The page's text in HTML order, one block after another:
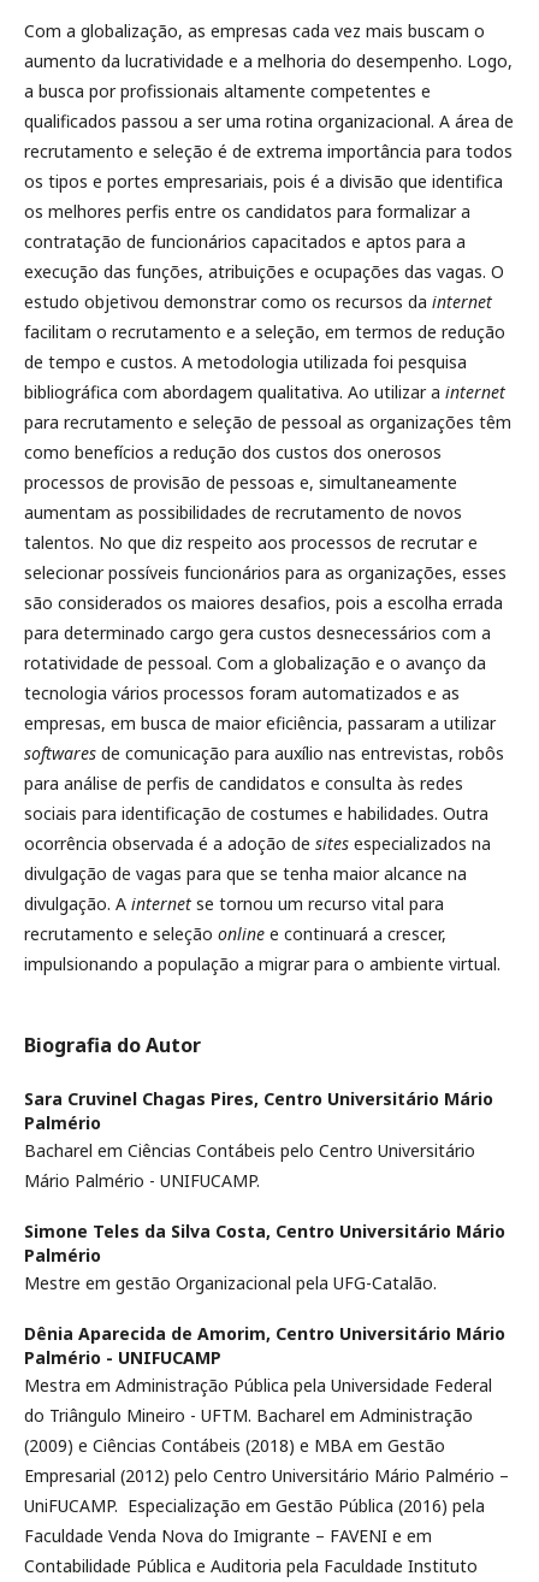
Com a globalização, as empresas cada vez mais buscam o
aumento da lucratividade e a melhoria do desempenho. Logo,
a busca por profissionais altamente competentes e
qualificados passou a ser uma rotina organizacional. A área de
recrutamento e seleção é de extrema importância para todos
os tipos e portes empresariais, pois é a divisão que identifica
os melhores perfis entre os candidatos para formalizar a
contratação de funcionários capacitados e aptos para a
execução das funções, atribuições e ocupações das vagas. O
estudo objetivou demonstrar como os recursos da internet
facilitam o recrutamento e a seleção, em termos de redução
de tempo e custos. A metodologia utilizada foi pesquisa
bibliográfica com abordagem qualitativa. Ao utilizar a internet
para recrutamento e seleção de pessoal as organizações têm
como benefícios a redução dos custos dos onerosos
processos de provisão de pessoas e, simultaneamente
aumentam as possibilidades de recrutamento de novos
talentos. No que diz respeito aos processos de recrutar e
selecionar possíveis funcionários para as organizações, esses
são considerados os maiores desafios, pois a escolha errada
para determinado cargo gera custos desnecessários com a
rotatividade de pessoal. Com a globalização e o avanço da
tecnologia vários processos foram automatizados e as
empresas, em busca de maior eficiência, passaram a utilizar
softwares de comunicação para auxílio nas entrevistas, robôs
para análise de perfis de candidatos e consulta às redes
sociais para identificação de costumes e habilidades. Outra
ocorrência observada é a adoção de sites especializados na
divulgação de vagas para que se tenha maior alcance na
divulgação. A internet se tornou um recurso vital para
recrutamento e seleção online e continuará a crescer,
impulsionando a população a migrar para o ambiente virtual.
Biografia do Autor
Sara Cruvinel Chagas Pires, Centro Universitário Mário
Palmério
Bacharel em Ciências Contábeis pelo Centro Universitário
Mário Palmério - UNIFUCAMP.
Simone Teles da Silva Costa, Centro Universitário Mário
Palmério
Mestre em gestão Organizacional pela UFG-Catalão.
Dênia Aparecida de Amorim, Centro Universitário Mário
Palmério - UNIFUCAMP
Mestra em Administração Pública pela Universidade Federal
do Triângulo Mineiro - UFTM. Bacharel em Administração
(2009) e Ciências Contábeis (2018) e MBA em Gestão
Empresarial (2012) pelo Centro Universitário Mário Palmério –
UniFUCAMP. Especialização em Gestão Pública (2016) pela
Faculdade Venda Nova do Imigrante – FAVENI e em
Contabilidade Pública e Auditoria pela Faculdade Instituto